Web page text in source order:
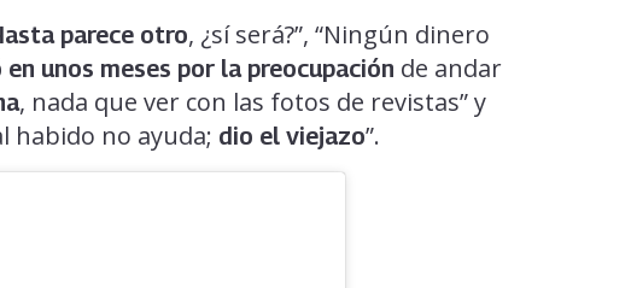
parece otro, ¿sí será?”, “Ningún dinero
en unos meses por la preocupación de andar
, nada que ver con las fotos de revistas” y
habido no ayuda; dio el viejazo”.